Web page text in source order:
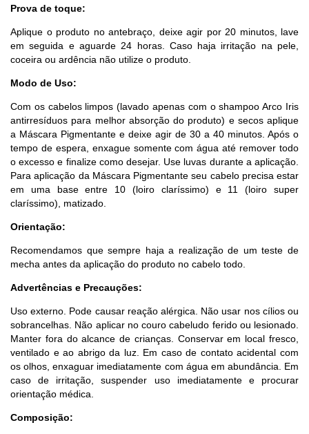
Prova de toque:
Aplique o produto no antebraço, deixe agir por 20 minutos, lave
em seguida e aguarde 24 horas. Caso haja irritação na pele,
coceira ou ardência não utilize o produto.
Modo de Uso:
Com os cabelos limpos (lavado apenas com o shampoo Arco Iris
antirresíduos para melhor absorção do produto) e secos aplique
a Máscara Pigmentante e deixe agir de 30 a 40 minutos. Após o
tempo de espera, enxague somente com água até remover todo
o excesso e finalize como desejar. Use luvas durante a aplicação.
Para aplicação da Máscara Pigmentante seu cabelo precisa estar
em uma base entre 10 (loiro claríssimo) e 11 (loiro super
claríssimo), matizado.
Orientação:
Recomendamos que sempre haja a realização de um teste de
mecha antes da aplicação do produto no cabelo todo.
Advertências e Precauções:
Uso externo. Pode causar reação alérgica. Não usar nos cílios ou
sobrancelhas. Não aplicar no couro cabeludo ferido ou lesionado.
Manter fora do alcance de crianças. Conservar em local fresco,
ventilado e ao abrigo da luz. Em caso de contato acidental com
os olhos, enxaguar imediatamente com água em abundância. Em
caso de irritação, suspender uso imediatamente e procurar
orientação médica.
Composição: